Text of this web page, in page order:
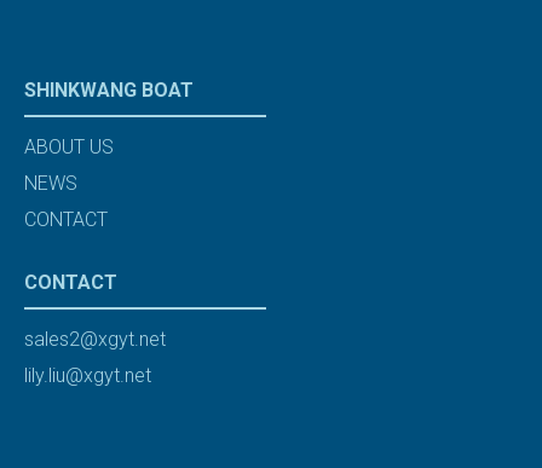
SHINKWANG BOAT
ABOUT US
NEWS
CONTACT
CONTACT
sales2@xgyt.net
lily.liu@xgyt.net